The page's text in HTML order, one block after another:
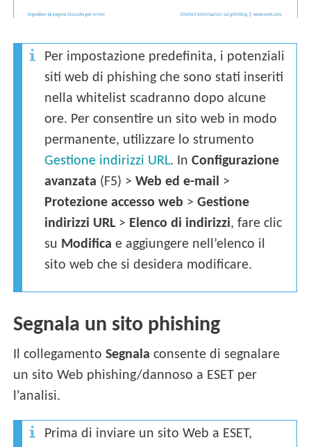
Per impostazione predefinita, i potenziali
siti web di phishing che sono stati inseriti
nella whitelist scadranno dopo alcune
ore. Per consentire un sito web in modo
permanente, utilizzare lo strumento
Gestione indirizzi URL. InConfigurazione
avanzata (F5) >Web ed e-mail >
Protezione accesso web >Gestione
indirizzi URL> Elenco di indirizzi, fare clic
su Modifica e aggiungere nell’elenco il
sito web che si desidera modificare.
Segnala un sito phishing
Il collegamentoSegnala consente di segnalare
un sito Web phishing/dannoso a ESET per
l'analisi.
Prima di inviare un sito Web a ESET,